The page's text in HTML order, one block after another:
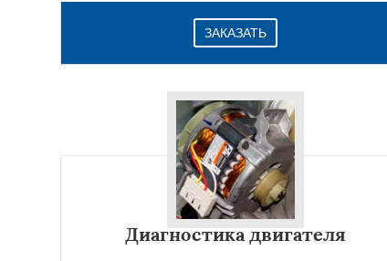
ЗАКАЗАТЬ
Диагностика двигателя